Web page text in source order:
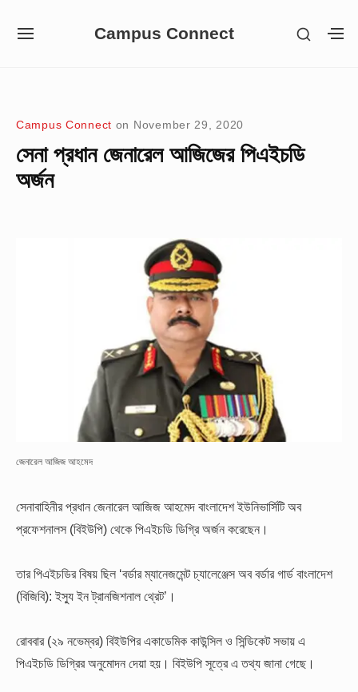
Campus Connect
SITE
SHOW
Campus Connect on November 29, 2020
সেনা প্রধান জেনারেল আজিজের পিএইচডি
অর্জন
জেনারেল আজিজ আহমেদ
সেনাবাহিনীর প্রধান জেনারেল আজিজ আহমেদ বাংলাদেশ ইউনিভার্সিটি অব
প্রফেশনালস (বিইউপি) থেকে পিএইচডি ডিগ্রি অর্জন করেছেন।
তার পিএইচডির বিষয় ছিল ‘বর্ডার ম্যানেজমেন্ট চ্যালেঞ্জেস অব বর্ডার গার্ড বাংলাদেশ
(বিজিবি): ইস্যু ইন ট্রানজিশনাল থ্রেট’।
রোববার (২৯ নভেম্বর) বিইউপির একাডেমিক কাউন্সিল ও সিন্ডিকেট সভায় এ
পিএইচডি ডিগ্রির অনুমোদন দেয়া হয়। বিইউপি সূত্রে এ তথ্য জানা গেছে।